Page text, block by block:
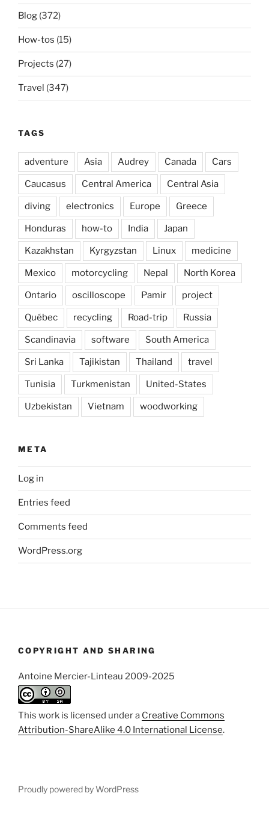
Blog (372)
How-tos (15)
Projects (27)
Travel (347)
TAGS
adventure Asia Audrey Canada Cars
Caucasus Central America Central Asia
diving electronics Europe Greece
Honduras how-to India Japan
Kazakhstan Kyrgyzstan Linux medicine
Mexico motorcycling Nepal North Korea
Ontario oscilloscope Pamir project
Québec recycling Road-trip Russia
Scandinavia software South America
Sri Lanka Tajikistan Thailand travel
Tunisia Turkmenistan United-States
Uzbekistan Vietnam woodworking
META
Log in
Entries feed
Comments feed
WordPress.org
COPYRIGHT AND SHARING
Antoine Mercier-Linteau 2009-2025
This work is licensed under a Creative Commons
Attribution-ShareAlike 4.0 International License.
Proudly powered by WordPress